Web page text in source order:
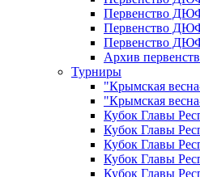
Первенство
Первенство
Первенство
Архив
Турниры
"Крымская
"Крымская
Кубок Главы
Кубок Главы
Кубок Главы
Кубок Главы
Кубок Главы